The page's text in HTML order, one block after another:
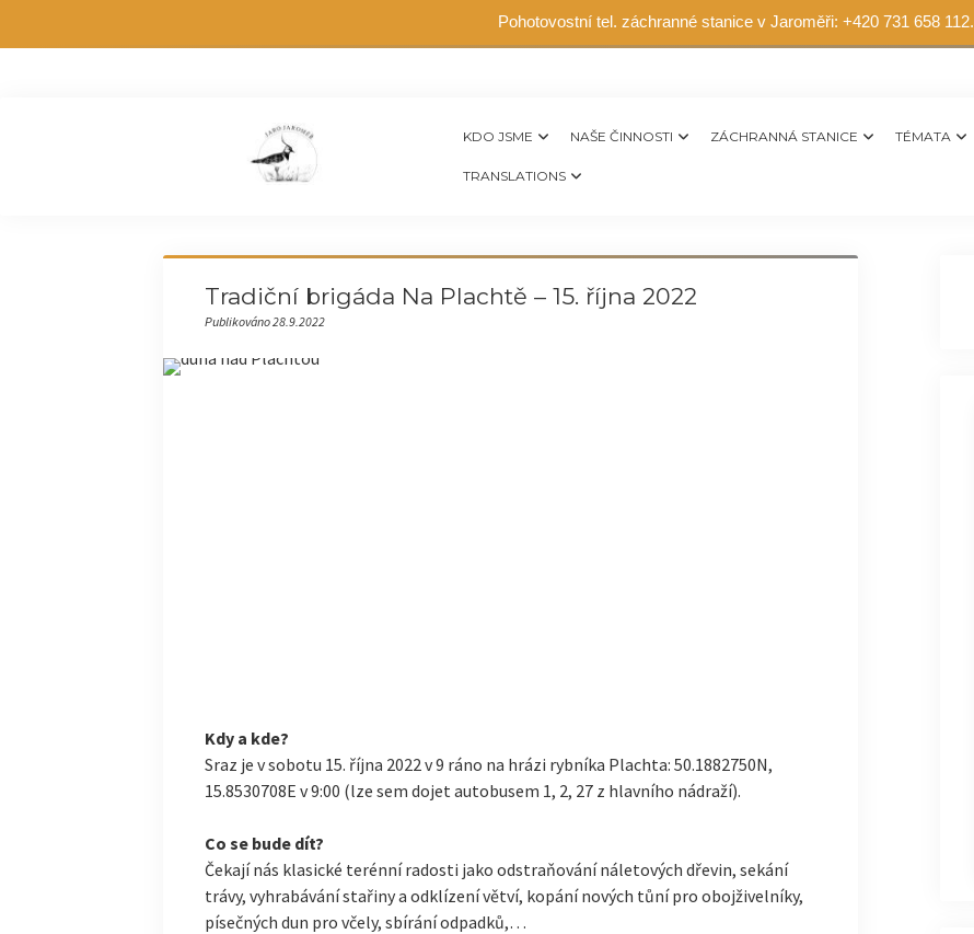
Pohotovostní tel. záchranné stanice v Jaroměři: +420 731 658 112.
KDO JSME NAŠE ČINNOSTI ZÁCHRANNÁ STANICE TÉMATA
TRANSLATIONS
Tradiční brigáda Na Plachtě – 15. října 2022
Publikováno 28.9.2022
Kdy a kde?
Sraz je v sobotu 15. října 2022 v 9 ráno na hrázi rybníka Plachta: 50.1882750N,
15.8530708E v 9:00 (lze sem dojet autobusem 1, 2, 27 z hlavního nádraží).
Co se bude dít?
Čekají nás klasické terénní radosti jako odstraňování náletových dřevin, sekání
trávy, vyhrabávání stařiny a odklízení větví, kopání nových tůní pro obojživelníky,
písečných dun pro včely, sbírání odpadků,…